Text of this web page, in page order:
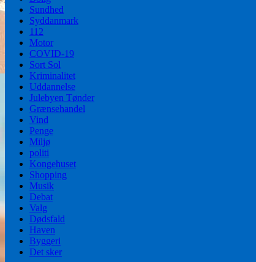
Sundhed
Syddanmark
112
Motor
COVID-19
Sort Sol
Kriminalitet
Uddannelse
Julebyen Tønder
Grænsehandel
Vind
Penge
Miljø
politi
Kongehuset
Shopping
Musik
Debat
Valg
Dødsfald
Haven
Byggeri
Det sker